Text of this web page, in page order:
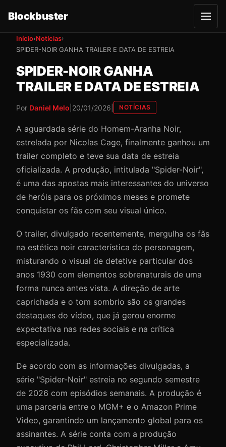
Blockbuster
A
b
r
Início›Notícias›
SPIDER-NOIR GANHA TRAILER E DATA DE ESTREIA
SPIDER-NOIR GANHA
TRAILER E DATA DE ESTREIA
Por Daniel Melo 20/01/2026 NOTÍCIAS
A aguardada série do Homem-Aranha Noir,
estrelada por Nicolas Cage, finalmente ganhou um
trailer completo e teve sua data de estreia
oficializada. A produção, intitulada "Spider-Noir",
é uma das apostas mais interessantes do universo
de heróis para os próximos meses e promete
conquistar os fãs com seu visual único.
O trailer, divulgado recentemente, mergulha os fãs
na estética noir característica do personagem,
misturando o visual de detetive particular dos
anos 1930 com elementos sobrenaturais de uma
forma nunca antes vista. A direção de arte
caprichada e o tom sombrio são os grandes
destaques do vídeo, que já gerou enorme
expectativa nas redes sociais e na crítica
especializada.
De acordo com as informações divulgadas, a
série "Spider-Noir" estreia no segundo semestre
de 2026 com episódios semanais. A produção é
uma parceria entre o MGM+ e o Amazon Prime
Video, garantindo um lançamento global para os
assinantes. A série conta com a produção